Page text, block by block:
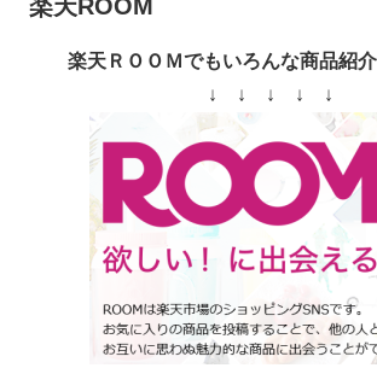
楽天ROOM
楽天ＲＯＯＭでもいろんな商品紹
↓ ↓ ↓ ↓ ↓